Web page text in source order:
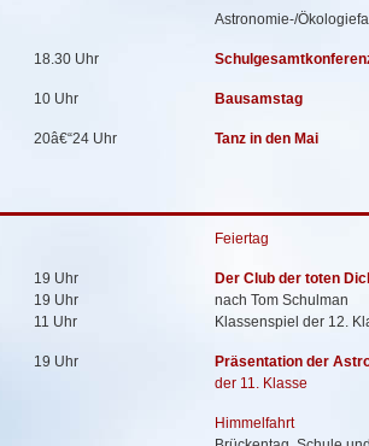
Astronomie-/
18.30 Uhr
10 Uhr Bausamstag
20â€“24 Uhr Tanz in den Mai
Feiertag
19 Uhr
19 Uhr
11 Uhr
Der Club der toten
nach Tom Schulman
Klassenspiel der 12.
19 Uhr
Präsentation der
der 11. Klasse
Himmelfahrt